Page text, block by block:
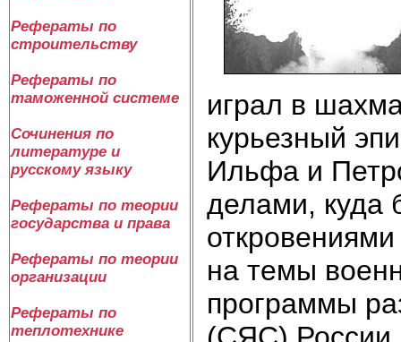
Рефераты по
строительству
Рефераты по
таможенной системе
Сочинения по
литературе и
русскому языку
Рефераты по теории
государства и права
Рефераты по теории
организации
Рефераты по
теплотехнике
играл в
курьезный
Ильфа и
делами, куда
на темы
программы